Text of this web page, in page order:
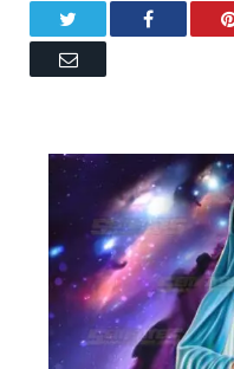
Facebook
Email